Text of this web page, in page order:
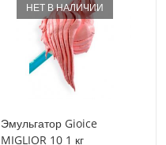
НЕТ В НАЛИЧИИ
Эмульгатор Gioice
MIGLIOR 10 1 кг